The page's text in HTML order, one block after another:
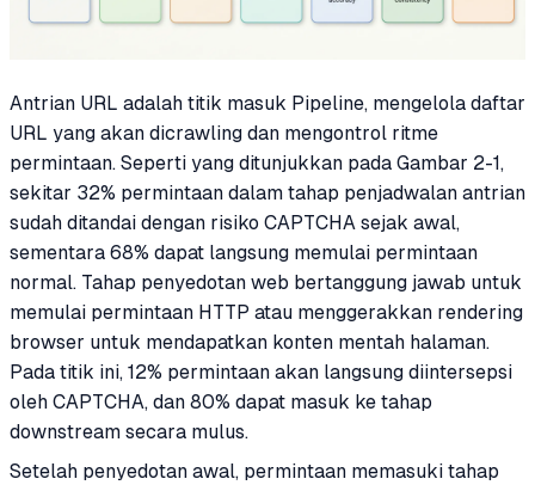
Antrian URL adalah titik masuk Pipeline, mengelola daftar
URL yang akan dicrawling dan mengontrol ritme
permintaan. Seperti yang ditunjukkan pada Gambar 2-1,
sekitar 32% permintaan dalam tahap penjadwalan antrian
sudah ditandai dengan risiko CAPTCHA sejak awal,
sementara 68% dapat langsung memulai permintaan
normal. Tahap penyedotan web bertanggung jawab untuk
memulai permintaan HTTP atau menggerakkan rendering
browser untuk mendapatkan konten mentah halaman.
Pada titik ini, 12% permintaan akan langsung diintersepsi
oleh CAPTCHA, dan 80% dapat masuk ke tahap
downstream secara mulus.
Setelah penyedotan awal, permintaan memasuki tahap